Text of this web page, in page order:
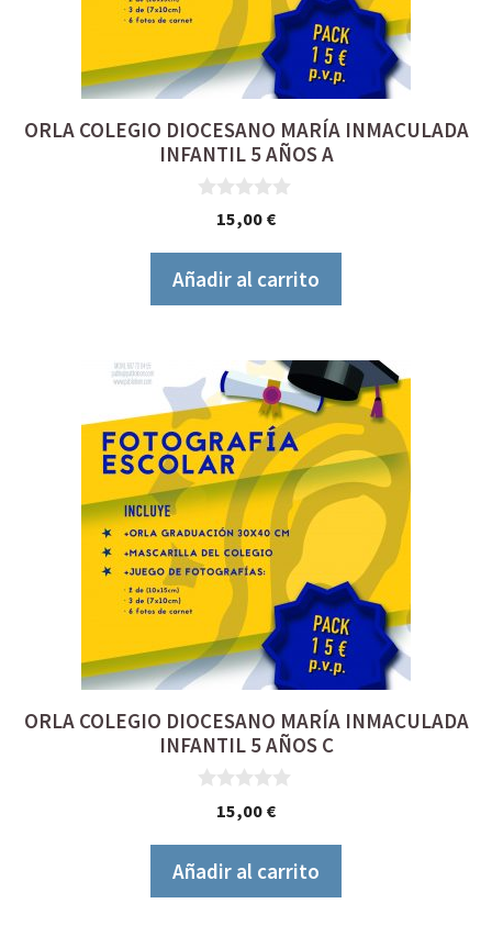
ORLA COLEGIO DIOCESANO MARÍA INMACULADA
INFANTIL 5 AÑOS A
15,00 €
Añadir al carrito
ORLA COLEGIO DIOCESANO MARÍA INMACULADA
INFANTIL 5 AÑOS C
15,00 €
Añadir al carrito